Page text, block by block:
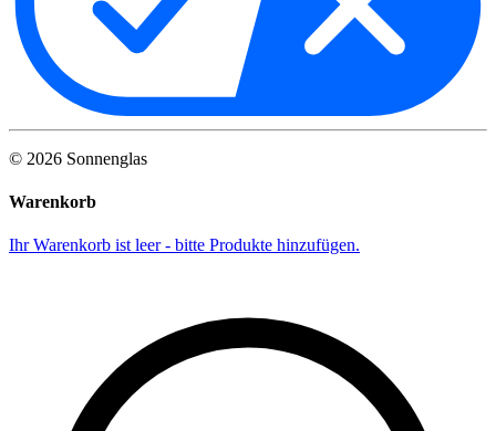
© 2026 Sonnenglas
Warenkorb
Ihr Warenkorb ist leer - bitte Produkte hinzufügen.